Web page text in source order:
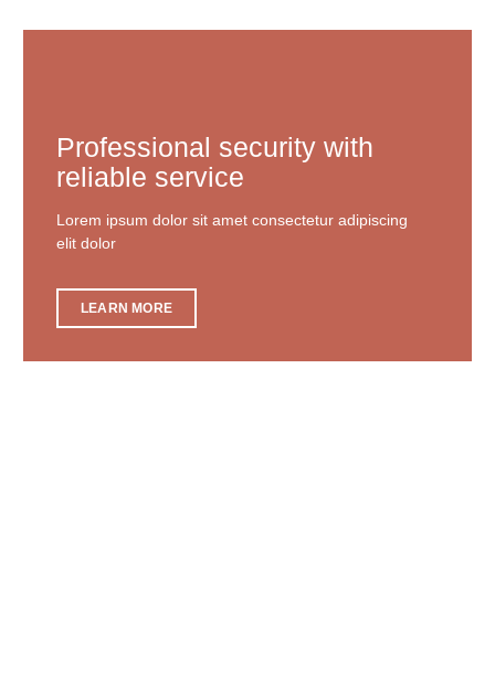
Professional security with
reliable service
Lorem ipsum dolor sit amet consectetur adipiscing
elit dolor
LEARN MORE